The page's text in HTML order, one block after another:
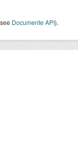
Documente API).